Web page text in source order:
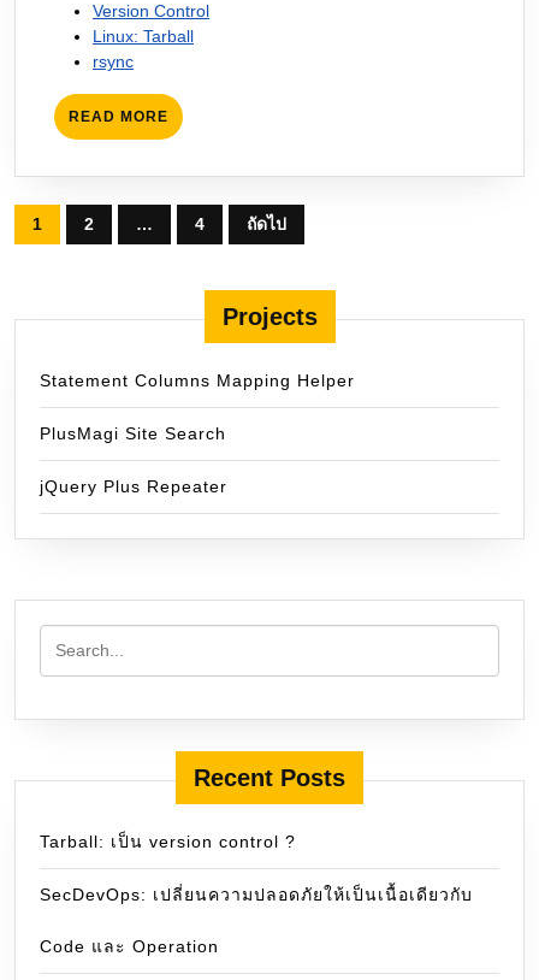
Version Control
Linux: Tarball
rsync
READ MORE READ
MORE
Posts
pagination
1 2 … 4 ถัดไป
Projects
Statement Columns Mapping Helper
PlusMagi Site Search
jQuery Plus Repeater
Recent Posts
Tarball: เป็น version control ?
SecDevOps: เปลี่ยนความปลอดภัยให้เป็นเนื้อเดียวกับ
Code และ Operation